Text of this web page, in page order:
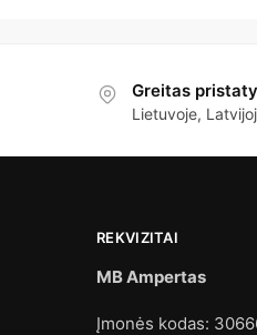
Greitas
Lietuvoje,
REKVIZITAI
MB Ampertas
Įmonės kodas: